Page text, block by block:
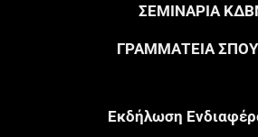
ΣΕΜΙΝΑΡΙΑ
ΓΡΑΜΜΑΤΕΙΑ
Eκδήλωση